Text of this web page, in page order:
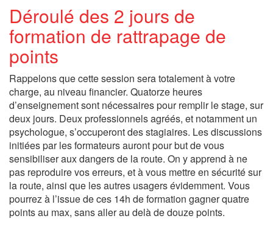
Déroulé des 2 jours de
formation de rattrapage de
points
Rappelons que cette session sera totalement à votre
charge, au niveau financier. Quatorze heures
d’enseignement sont nécessaires pour remplir le stage, sur
deux jours. Deux professionnels agréés, et notamment un
psychologue, s’occuperont des stagiaires. Les discussions
initiées par les formateurs auront pour but de vous
sensibiliser aux dangers de la route. On y apprend à ne
pas reproduire vos erreurs, et à vous mettre en sécurité sur
la route, ainsi que les autres usagers évidemment. Vous
pourrez à l’issue de ces 14h de formation gagner quatre
points au max, sans aller au delà de douze points.